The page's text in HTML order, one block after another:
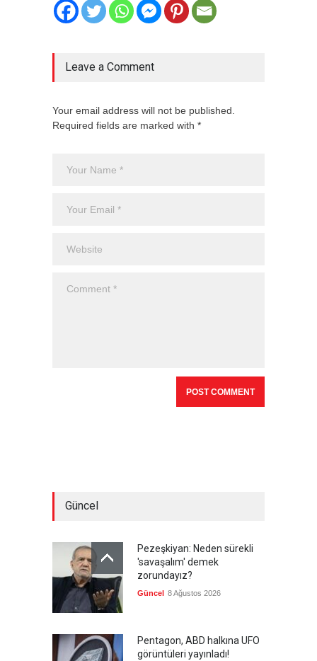
Leave a Comment
Your email address will not be published.
Required fields are marked with *
Güncel
Pezeşkiyan: Neden sürekli
'savaşalım' demek
zorundayız?
Güncel 8 Ağustos 2026
Pentagon, ABD halkına UFO
görüntüleri yayınladı!